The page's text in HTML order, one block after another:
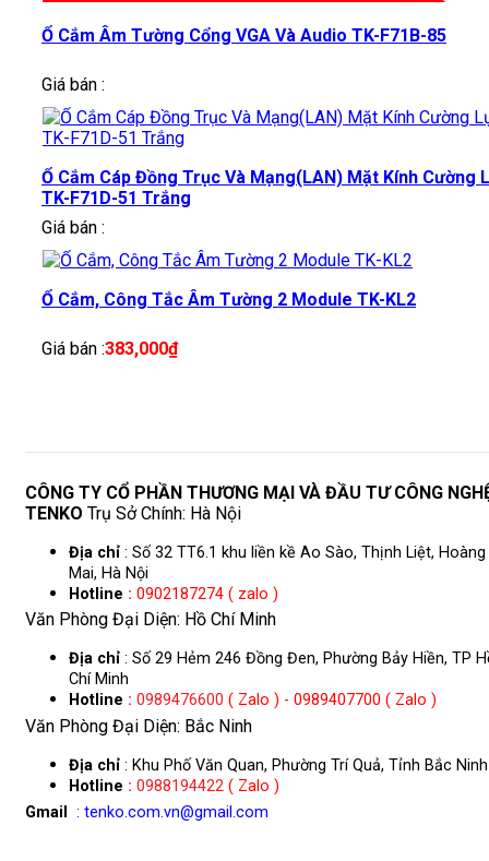
Ổ Cắm Âm Tường Cổng VGA Và Audio TK-F71B-85
Giá bán :
Ổ Cắm Cáp Đồng Trục Và Mạng(LAN) Mặt Kính Cường
TK-F71D-51 Trắng
Giá bán :
Ổ Cắm, Công Tắc Âm Tường 2 Module TK-KL2
Giá bán :383,000₫
CÔNG TY CỔ PHẦN THƯƠNG MẠI VÀ ĐẦU TƯ CÔNG
TENKO Trụ Sở Chính: Hà Nội
Địa chỉ : Số 32 TT6.1 khu liền kề Ao Sào, Thịnh Liệt, Hoàng
Mai, Hà Nội
Hotline : 0902187274 ( zalo )
Văn Phòng Đại Diện: Hồ Chí Minh
Địa chỉ : Số 29 Hẻm 246 Đồng Đen, Phường Bảy Hiền, TP
Chí Minh
Hotline : 0989476600 ( Zalo ) - 0989407700 ( Zalo )
Văn Phòng Đại Diện: Bắc Ninh
Địa chỉ : Khu Phố Văn Quan, Phường Trí Quả, Tỉnh Bắc Ninh
Hotline : 0988194422 ( Zalo )
Gmail
: tenko.com.vn@gmail.com